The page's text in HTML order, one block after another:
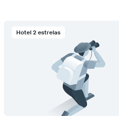
Hotel 2 estrelas